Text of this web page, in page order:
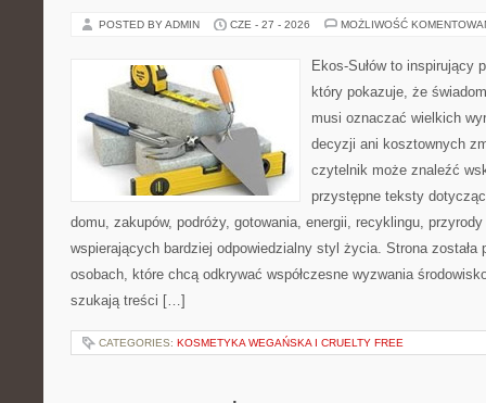
POSTED BY ADMIN CZE - 27 - 2026 MOŻLIWOŚĆ
Ekos-Sułów to inspirujący
który pokazuje, że
musi oznaczać wielkich
decyzji ani kosztownych
czytelnik może znaleźć
przystępne teksty
domu, zakupów, podróży, gotowania, energii, recyklingu,
wspierających bardziej odpowiedzialny styl życia. Strona została
osobach, które chcą odkrywać współczesne wyzwania
szukają treści […]
CATEGORIES: KOSMETYKA WEGAŃSKA I CRUELTY FREE